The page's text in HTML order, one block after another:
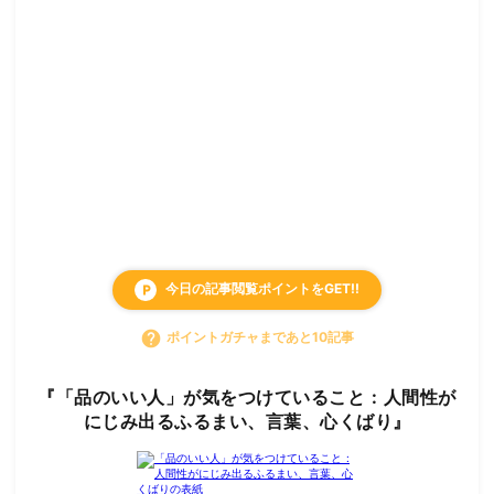
local_parking 今日の記事閲覧ポイントをGET!!
help ポイントガチャまであと10記事
『「品のいい人」が気をつけていること : 人間性が
にじみ出るふるまい、言葉、心くばり』